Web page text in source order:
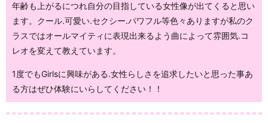
年齢も上がるにつれ自分の目指している女性像が出てくると思い
ます。クール.可愛い.セクシー.パワフル等色々ありますが私のク
ラスではオールマイティに表現出来るよう曲によって雰囲気.コ
レオを変えて教えています。
1度でもGirlsに興味がある.女性らしさを追求したいと思った事あ
る方はぜひ体験にいらしてください！！